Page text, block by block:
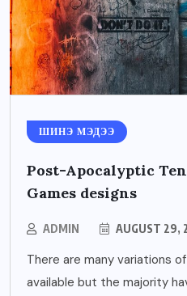
ШИНЭ МЭДЭЭ
Post-Apocalyptic
Games designs
ADMIN AUGUST 29,
There are many variations
available but the majority